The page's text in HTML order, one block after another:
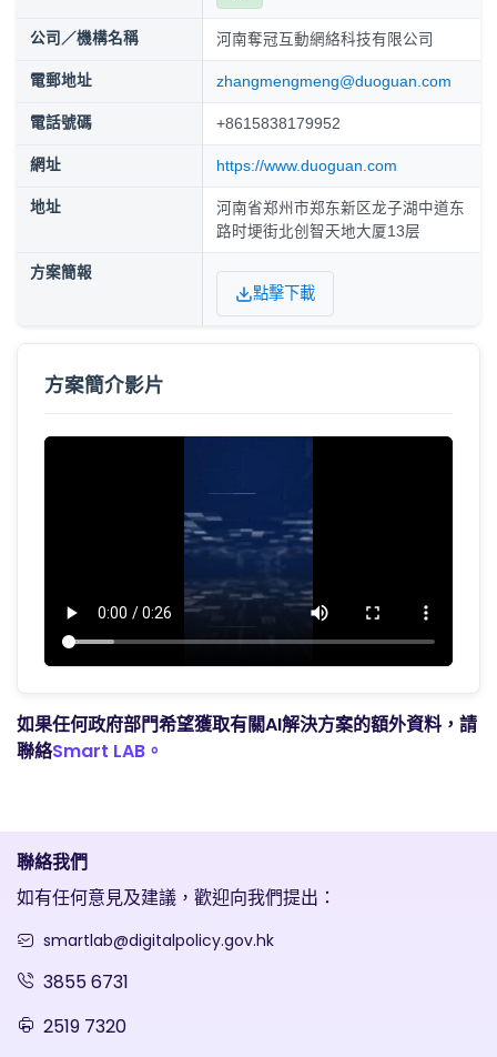
公司／機構名稱 河南奪冠互動網絡科技有限公司
電郵地址 zhangmengmeng@duoguan.com
電話號碼 +8615838179952
網址 https://www.duoguan.com
地址
河南省郑州市郑东新区龙子湖中道东
路时埂街北创智天地大厦13层
方案簡報
點擊下載
方案簡介影片
如果任何政府部門希望獲取有關AI解決方案的額外資料，請
聯絡Smart LAB。
聯絡我們
如有任何意見及建議，歡迎向我們提出：
smartlab@digitalpolicy.gov.hk
3855 6731
2519 7320